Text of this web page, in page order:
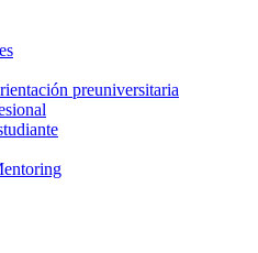
preuniversitaria